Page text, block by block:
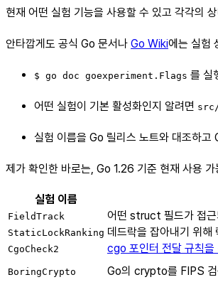
현재 어떤 실험 기능을 사용할 수 있고 각각의
안타깝게도 공식 Go 문서나 Go Wiki에는 실험
$ go doc goexperiment.Flags 를 실
어떤 실험이 기본 활성화인지 알려면
실험 이름을 Go 릴리스 노트와 대조하
제가 확인한 바로는, Go 1.26 기준 현재 사용
실험 이름
FieldTrack 어떤 struct 필드가 접근
StaticLockRanking 데드락을 잡아내기 위해
CgoCheck2 cgo 포인터 전달 규칙을
BoringCrypto Go의 crypto를 FIPS